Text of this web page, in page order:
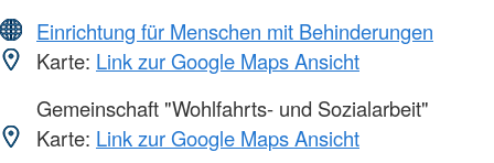
Einrichtung für Menschen mit Behinderungen
Karte: Link zur Google Maps Ansicht
Gemeinschaft "Wohlfahrts- und Sozialarbeit"
Karte: Link zur Google Maps Ansicht